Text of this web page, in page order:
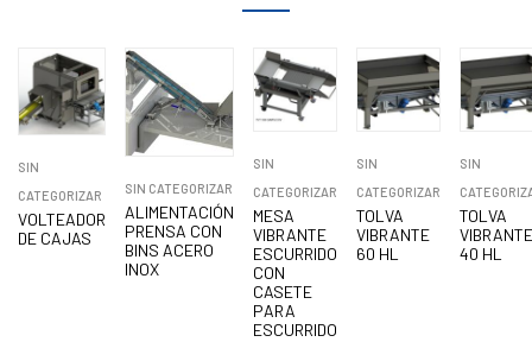
SIN
CATEGORIZAR
VOLTEADOR
DE CAJAS
SIN CATEGORIZAR
ALIMENTACIÓN
PRENSA CON
BINS ACERO
INOX
SIN
CATEGORIZAR
MESA
VIBRANTE
ESCURRIDO
CON
CASETE
PARA
ESCURRIDO
SIN
CATEGORIZAR
TOLVA
VIBRANTE
60 HL
SIN
TOLVA
VIBRANTE
40 HL